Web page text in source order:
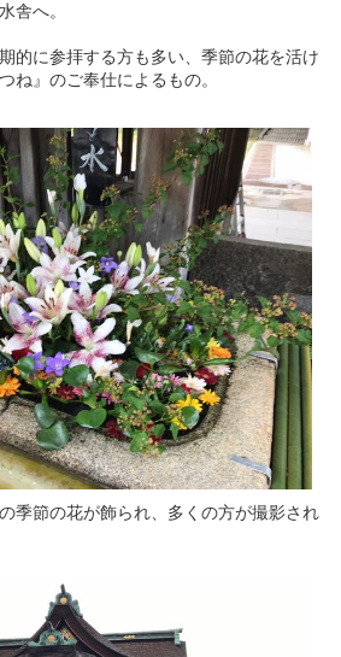
舎へ。
的に参拝する方も多い、季節の花を活け
ね』のご奉仕によるもの。
季節の花が飾られ、多くの方が撮影され